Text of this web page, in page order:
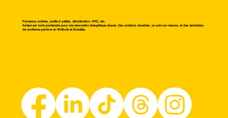
Panneaux solaires, poêle à pellets, climatisation, VMC, etc.
Awlest est votre partenaire pour une rénovation énergétique réussie. Des solutions durables, un suivi sur-mesure, et des techniciens
de confiance partout en Wallonie et Bruxelles.